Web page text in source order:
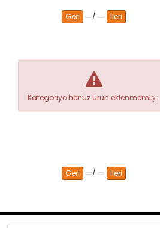
Geri / İleri
Kategoriye henüz ürün eklenmemiş...
Geri / İleri